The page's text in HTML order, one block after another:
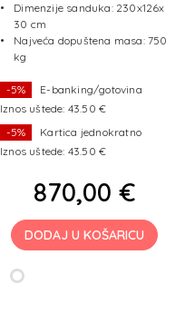
Dimenzije sanduka: 230x126x
30 cm
Najveća dopuštena masa: 750
kg
-5%
E-banking/gotovina
Iznos uštede: 43.50 €
-5%
Kartica jednokratno
Iznos uštede: 43.50 €
870,00 €
DODAJ U KOŠARICU